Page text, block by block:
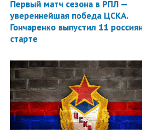
Первый матч сезона в РПЛ —
увереннейшая победа ЦСКА.
Гончаренко выпустил 11
старте